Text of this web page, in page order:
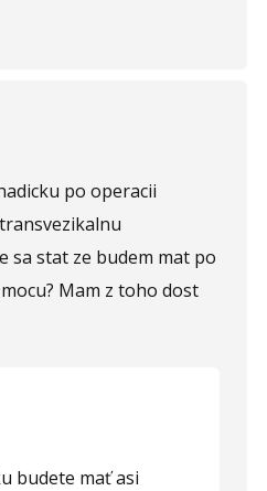
po operacii
sa stat ze budem mat po
Mam z toho dost
budete mať asi